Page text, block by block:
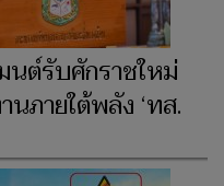
ต์รับศักราชใหม่
ภายใต้พลัง ‘ทส.